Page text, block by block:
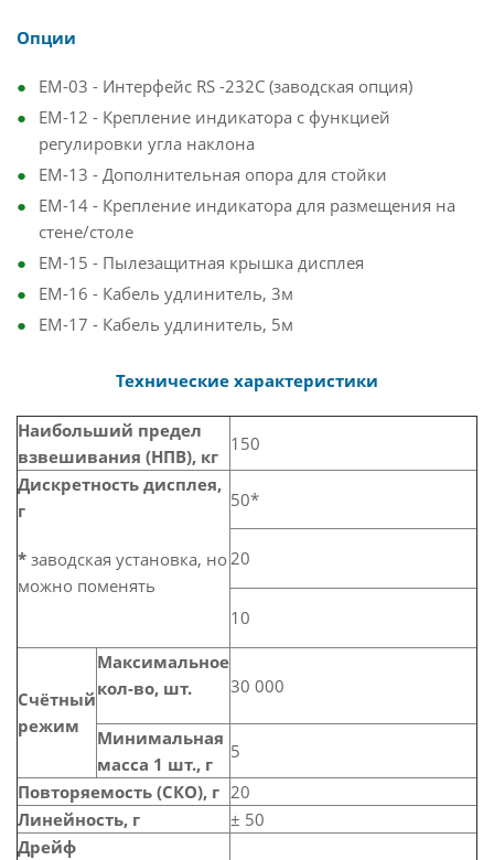
Опции
EM-03 - Интерфейс RS -232C (заводская опция)
EM-12 - Крепление индикатора с функцией
регулировки угла наклона
EM-13 - Дополнительная опора для стойки
EM-14 - Крепление индикатора для размещения на
стене/столе
EM-15 - Пылезащитная крышка дисплея
EM-16 - Кабель удлинитель, 3м
EM-17 - Кабель удлинитель, 5м
Технические характеристики
Наибольший предел
взвешивания (НПВ), кг
150
Дискретность дисплея,
г
* заводская установка, но
можно поменять
50*
20
10
Счётный
режим
Максимальное
кол-во, шт.
30 000
Минимальная
масса 1 шт., г
5
Повторяемость (СКО), г 20
Линейность, г
± 50
Дрейф